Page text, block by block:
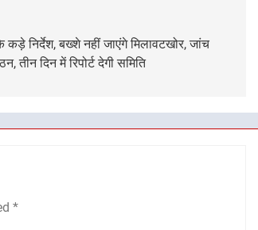
कड़े निर्देश, बख्शे नहीं जाएंगे मिलावटखोर, जांच
तीन दिन में रिपोर्ट देगी समिति
*